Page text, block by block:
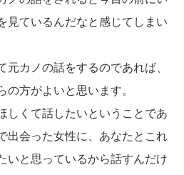
度のオープンネスを持っている
ングと範囲で話すよう心がけま
んだことや、現在どのように成
な面を強調する ことが、無用な
す。
見ているんだなと感じてしまい
カノの話をするのであれば、
の方がよいと思います。
しくて話したいということであ
出会った女性に、あなたとこれ
いと思っているから話すんだけ